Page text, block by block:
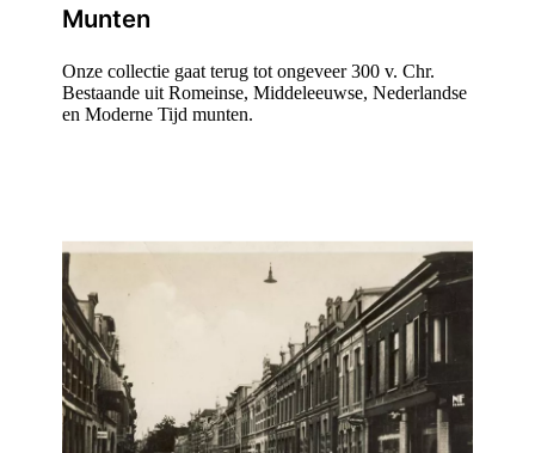
Munten
Onze collectie gaat terug tot ongeveer 300 v. Chr.
Bestaande uit Romeinse, Middeleeuwse, Nederlandse
en Moderne Tijd munten.